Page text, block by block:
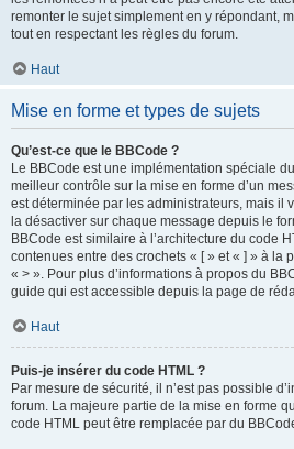
remonter le sujet simplement en y répondant,
tout en respectant les règles du forum.
Haut
Mise en forme et types de sujets
Qu’est-ce que le BBCode ?
Le BBCode est une implémentation spéciale
meilleur contrôle sur la mise en forme d’un
est déterminée par les administrateurs, mais il
la désactiver sur chaque message depuis le
BBCode est similaire à l’architecture du code
contenues entre des crochets « [ » et « ] » à la
« > ». Pour plus d’informations à propos du
guide qui est accessible depuis la page de
Haut
Puis-je insérer du code HTML ?
Par mesure de sécurité, il n’est pas possible
forum. La majeure partie de la mise en forme
code HTML peut être remplacée par du